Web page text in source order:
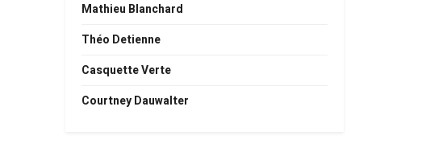
Mathieu Blanchard
Théo Detienne
Casquette Verte
Courtney Dauwalter